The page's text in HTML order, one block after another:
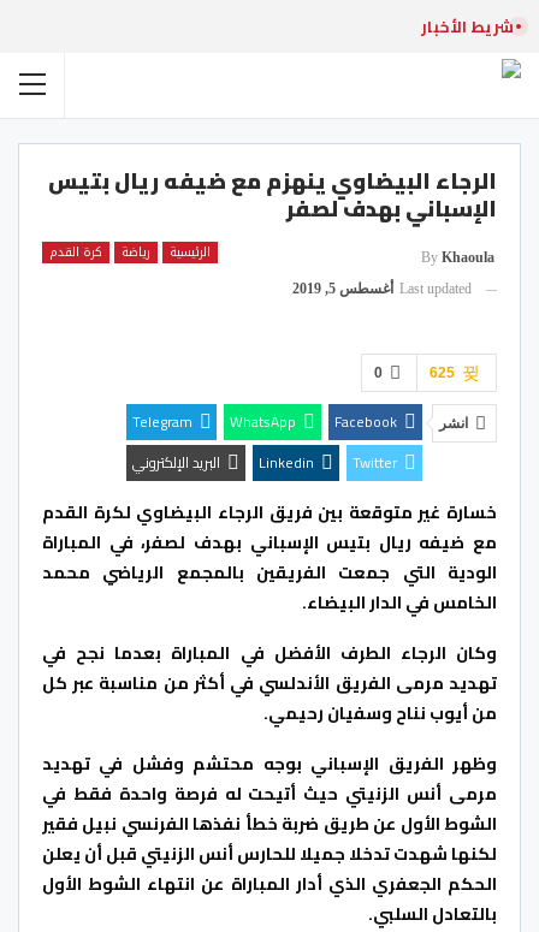
شريط الأخبار
الرجاء البيضاوي ينهزم مع ضيفه ريال بتيس
الإسباني بهدف لصفر
الرئيسية رياضة كرة القدم By Khaoula
Last updated أغسطس 5, 2019
0 625
انشر Facebook
WhatsApp
Telegram
Twitter
Linkedin البريد الإلكتروني
خسارة غير متوقعة بين فريق الرجاء البيضاوي لكرة القدم
مع ضيفه ريال بتيس الإسباني بهدف لصفر، في المباراة
الودية التي جمعت الفريقين بالمجمع الرياضي محمد
الخامس في الدار البيضاء.
وكان الرجاء الطرف الأفضل في المباراة بعدما نجح في
تهديد مرمى الفريق الأندلسي في أكثر من مناسبة عبر كل
من أيوب نناح وسفيان رحيمي.
وظهر الفريق الإسباني بوجه محتشم وفشل في تهديد
مرمى أنس الزنيتي حيث أتيحت له فرصة واحدة فقط في
الشوط الأول عن طريق ضربة خطأ نفذها الفرنسي نبيل فقير
لكنها شهدت تدخلا جميلا للحارس أنس الزنيتي قبل أن يعلن
الحكم الجعفري الذي أدار المباراة عن انتهاء الشوط الأول
بالتعادل السلبي.